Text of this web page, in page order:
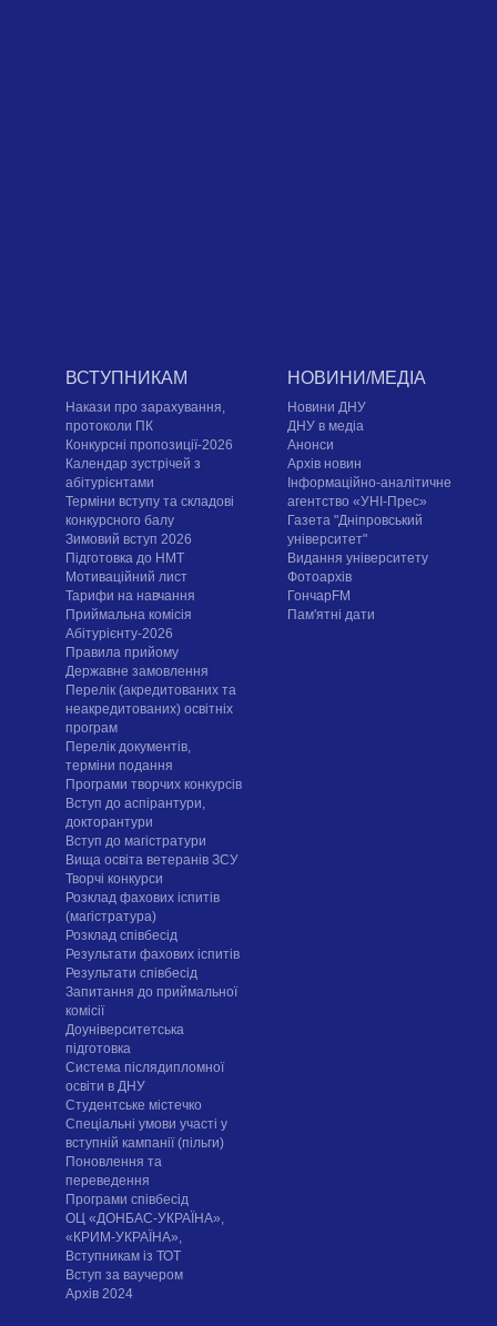
ВСТУПНИКАМ
Накази про зарахування,
протоколи ПК
Конкурсні пропозиції-2026
Календар зустрічей з
абітурієнтами
Терміни вступу та складові
конкурсного балу
Зимовий вступ 2026
Підготовка до НМТ
Мотиваційний лист
Тарифи на навчання
Приймальна комісія
Абітурієнту-2026
Правила прийому
Державне замовлення
Перелік (акредитованих та
неакредитованих) освітніх
програм
Перелік документів,
терміни подання
Програми творчих конкурсiв
Вступ до аспірантури,
докторантури
Вступ до магістратури
Вища освіта ветеранів ЗСУ
Творчі конкурси
Розклад фахових іспитів
(магістратура)
Розклад співбесід
Результати фахових іспитів
Результати співбесід
Запитання до приймальної
комісії
Доуніверситетська
підготовка
Система післядипломної
освіти в ДНУ
Cтудентське містечко
Спеціальні умови участі у
вступній кампанії (пільги)
Поновлення та
переведення
Програми співбесід
ОЦ «ДОНБАС-УКРАЇНА»,
«КРИМ-УКРАЇНА»,
Вступникам із ТОТ
Вступ за ваучером
Архів 2024
НОВИНИ/МЕДІА
Новини ДНУ
ДНУ в медіа
Анонси
Архів новин
Інформаційно-аналітичне
агентство «УНІ-Прес»
Газета "Дніпровський
університет"
Видання університету
Фотоархів
ГончарFM
Пам'ятні дати